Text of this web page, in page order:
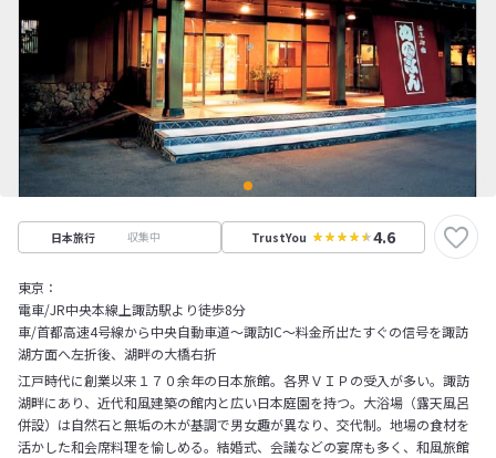
日本旅行 収集中 TrustYou 4.6
東京：
電車/JR中央本線上諏訪駅より徒歩8分
車/首都高速4号線から中央自動車道～諏訪IC～料金所出たすぐの信号を諏訪
湖方面へ左折後、湖畔の大橋右折
江戸時代に創業以来１７０余年の日本旅館。各界ＶＩＰの受入が多い。諏訪
湖畔にあり、近代和風建築の館内と広い日本庭園を持つ。大浴場（露天風呂
併設）は自然石と無垢の木が基調で男女趣が異なり、交代制。地場の食材を
活かした和会席料理を愉しめる。結婚式、会議などの宴席も多く、和風旅館